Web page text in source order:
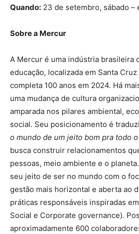
Quando: 23 de setembro, sábado –
Sobre a Mercur
A Mercur é uma indústria brasileira
educação, localizada em Santa Cruz
completa 100 anos em 2024. Há
uma mudança de cultura
amparada nos pilares ambiental,
social. Seu posicionamento é
o mundo de um jeito bom pra todo
busca construir relacionamentos
pessoas, meio ambiente e o
seu jeito de ser no mundo com o
gestão mais horizontal e aberta ao
práticas responsáveis inspiradas
Social e Corporate governance).
aproximadamente 600